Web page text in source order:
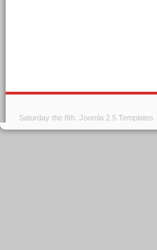
Saturday the 8th.Joomla 2.5 Templates